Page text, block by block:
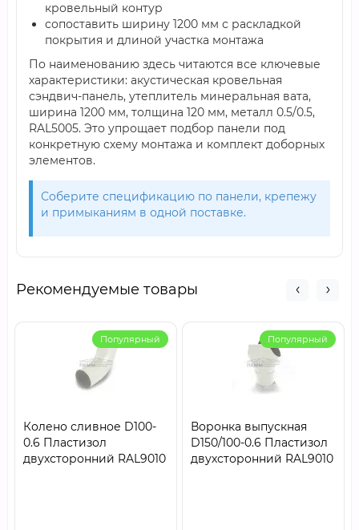
кровельный контур
сопоставить ширину 1200 мм с раскладкой
покрытия и длиной участка монтажа
По наименованию здесь читаются все ключевые
характеристики: акустическая кровельная
сэндвич-панель, утеплитель минеральная вата,
ширина 1200 мм, толщина 120 мм, металл 0.5/0.5,
RAL5005. Это упрощает подбор панели под
конкретную схему монтажа и комплект доборных
элементов.
Соберите спецификацию по панели, крепежу
и примыканиям в одной поставке.
Рекомендуемые товары
Популярный
Колено сливное D100-
0.6 Пластизол
двухсторонний RAL9010
Популярный
Воронка выпускная
D150/100-0.6 Пластизол
двухсторонний RAL9010